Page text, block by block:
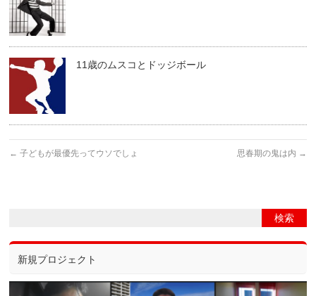
11歳のムスコとドッジボール
← 子どもが最優先ってウソでしょ 思春期の鬼は内 →
新規プロジェクト